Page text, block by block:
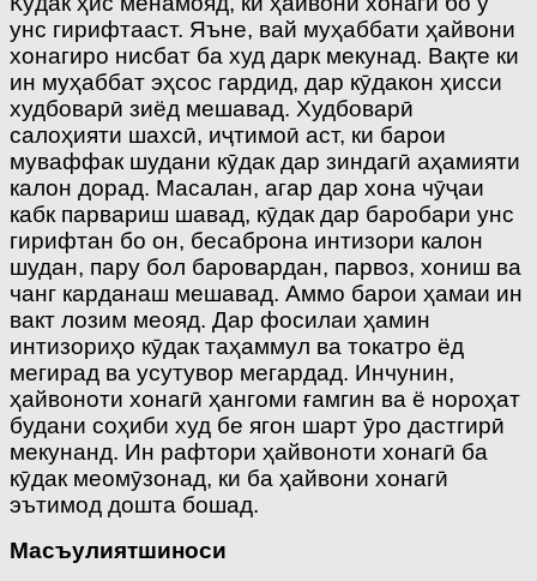
унс гирифтааст. Яъне, вай муҳаббати ҳайвони
хонагиро нисбат ба худ дарк мекунад. Вақте ки
ин муҳаббат эҳсос гардид, дар кӯдакон ҳисси
худбоварӣ зиёд мешавад. Худбоварӣ
салоҳияти шахсӣ, иҷтимоӣ аст, ки барои
муваффак шудани кӯдак дар зиндагӣ аҳамияти
калон дорад. Масалан, агар дар хона чӯҷаи
кабк парвариш шавад, кӯдак дар баробари унс
гирифтан бо он, бесаброна интизори калон
шудан, пару бол баровардан, парвоз, хониш ва
чанг карданаш мешавад. Аммо барои ҳамаи ин
вакт лозим меояд. Дар фосилаи ҳамин
интизориҳо кӯдак таҳаммул ва токатро ёд
мегирад ва усутувор мегардад. Инчунин,
ҳайвоноти хонагӣ ҳангоми ғамгин ва ё нороҳат
будани соҳиби худ бе ягон шарт ӯро дастгирӣ
мекунанд. Ин рафтори ҳайвоноти хонагӣ ба
кӯдак меомӯзонад, ки ба ҳайвони хонагӣ
эътимод дошта бошад.
Масъулиятшиноси